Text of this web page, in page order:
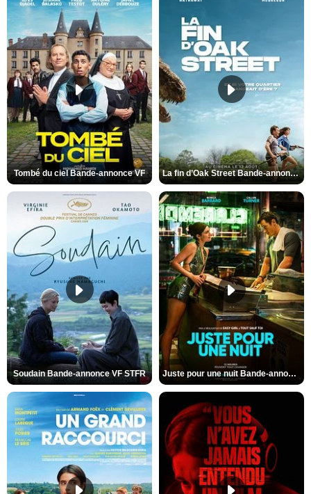
Tombé du ciel Bande-annonce VF La fin d’Oak Street Bande-annonce VO STFR
Soudain Bande-annonce VF STFR Juste pour une nuit Bande-annonce VO STFR